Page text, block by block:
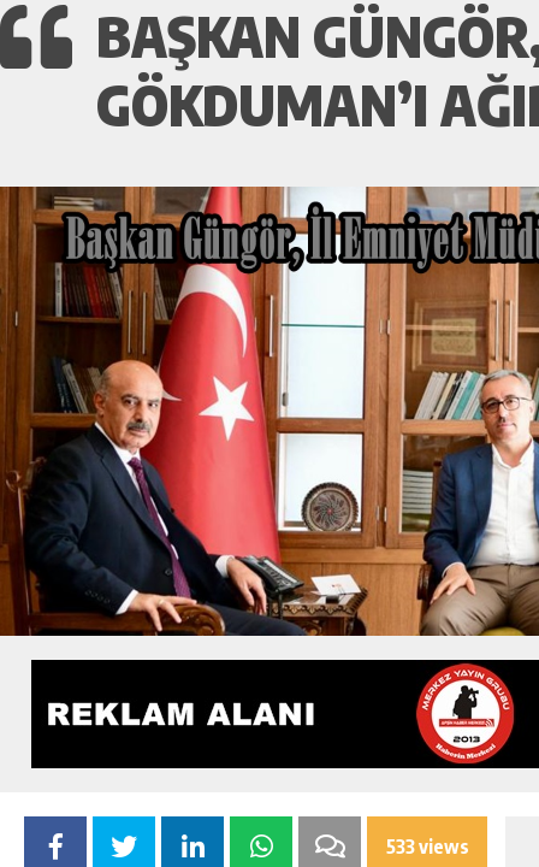
BAŞKAN
GÖKDUMAN’I
533 views